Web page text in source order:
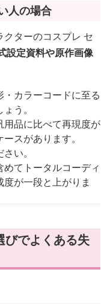
人の場合
ターのコスプレ セ
設定資料や原作画像
カラーコードに至る
う。
品に比べて再現度が
スがあります。
い。
てトータルコーディ
が一段と上がりま
びでよくある失